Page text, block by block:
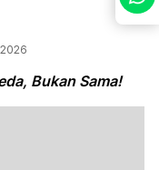
Bukan Sama!